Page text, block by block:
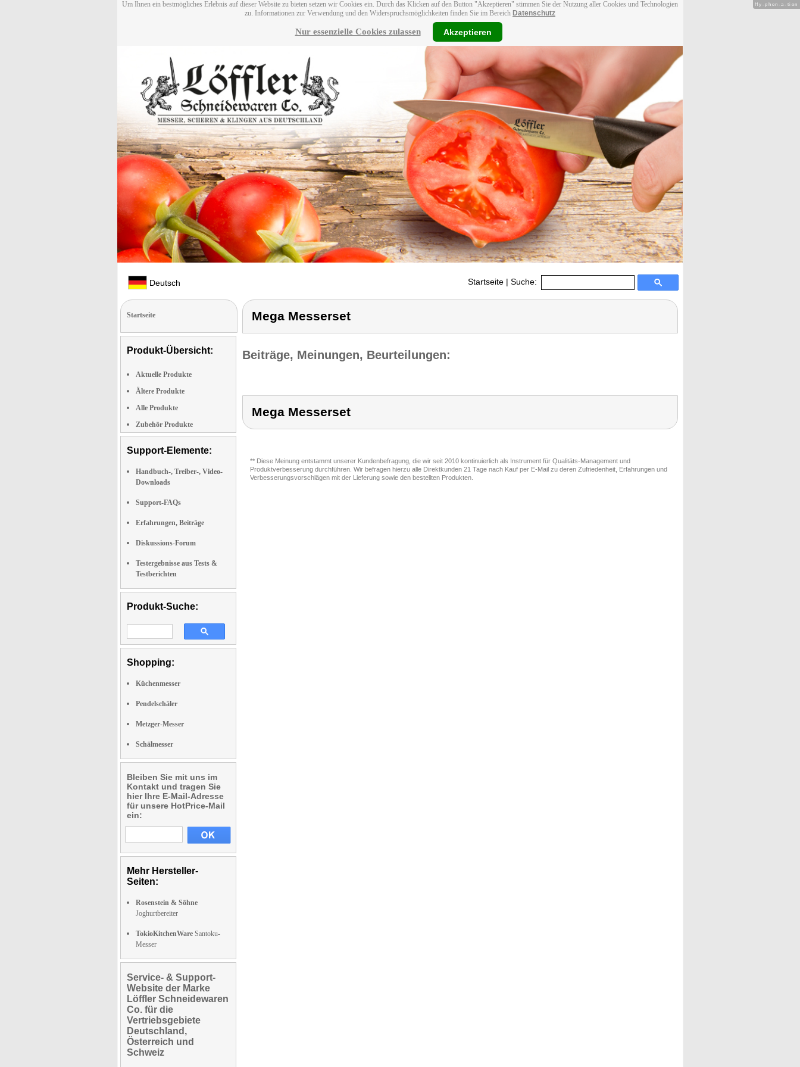
Um Ihnen ein bestmögliches Erlebnis auf dieser Website zu bieten setzen wir Cookies ein. Durch das Klicken auf den Button "Akzeptieren" stimmen Sie der Nutzung aller Cookies und Technologien
zu. Informationen zur Verwendung und den Widerspruchsmöglichkeiten finden Sie im Bereich Datenschutz
Nur essenzielle Cookies zulassen Akzeptieren
Deutsch Startseite | Suche:
Startseite
Produkt-Übersicht:
Aktuelle Produkte
Ältere Produkte
Alle Produkte
Zubehör Produkte
Support-Elemente:
Handbuch-, Treiber-, Video-
Downloads
Support-FAQs
Erfahrungen, Beiträge
Diskussions-Forum
Testergebnisse aus Tests &
Testberichten
Produkt-Suche:
Shopping:
Küchenmesser
Pendelschäler
Metzger-Messer
Schälmesser
Bleiben Sie mit uns im
Kontakt und tragen Sie
hier Ihre E-Mail-Adresse
für unsere HotPrice-Mail
ein:
Mehr Hersteller-
Seiten:
Rosenstein & Söhne
Joghurtbereiter
TokioKitchenWare Santoku-
Messer
Service- & Support-
Website der Marke
Löffler Schneidewaren
Co. für die
Vertriebsgebiete
Deutschland,
Österreich und
Schweiz
Mega Messerset
Beiträge, Meinungen, Beurteilungen:
Mega Messerset
** Diese Meinung entstammt unserer Kundenbefragung, die wir seit 2010 kontinuierlich als Instrument für Qualitäts-Management und
Produktverbesserung durchführen. Wir befragen hierzu alle Direktkunden 21 Tage nach Kauf per E-Mail zu deren Zufriedenheit, Erfahrungen und
Verbesserungsvorschlägen mit der Lieferung sowie den bestellten Produkten.
Hy-phen-a-tion